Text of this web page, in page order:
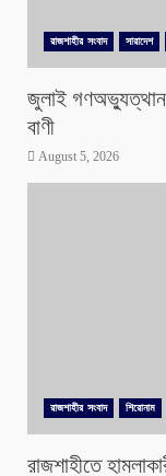
রাজশাহীর সংবাদ সারাদেশ
জুলাই গণঅভ্যুত্থান
বাণী
August 5, 2026
রাজশাহীর সংবাদ শিরোনাম
রাজশাহীতে